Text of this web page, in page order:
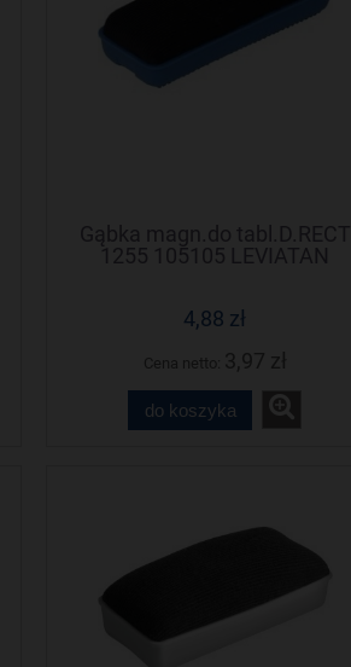
Gąbka magn.do tabl.D.RECT
1255 105105 LEVIATAN
4,88 zł
do koszyka